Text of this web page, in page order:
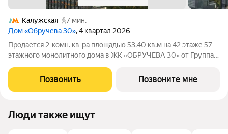
Калужская
7 мин.
Дом «Обручева 30», 4 квартал 2026
Продается 2-комн. кв-ра площадью 53.40 кв.м на 42 этаже 57
этажного монолитного дома в ЖК «ОБРУЧЕВА 30» от Группа
ЮЗАО и шаговой доступности от станции метро «Калужская».
Два корпуса
Позвонить Позвоните мне
Люди также ищут